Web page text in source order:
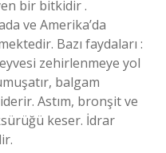
bir bitkidir .
ve Amerika’da
Bazı faydaları :
zehirlenmeye yol
balgam
Astım, bronşit ve
keser. İdrar